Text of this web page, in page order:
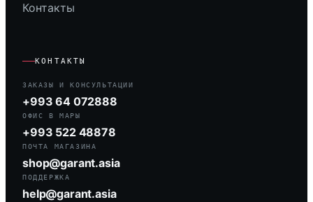
Контакты
КОНТАКТЫ
ЗАКАЗЫ И КОНСУЛЬТАЦИИ
+993 64 072888
ОФИС В МАРЫ
+993 522 48878
ПОЧТА МАГАЗИНА
shop@garant.asia
ПОДДЕРЖКА
help@garant.asia